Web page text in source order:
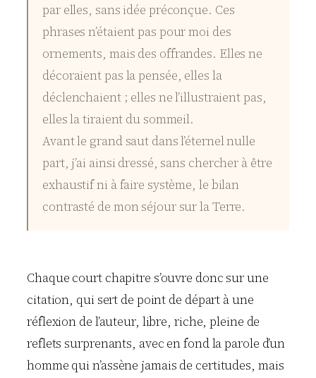
par elles, sans idée préconçue. Ces
phrases n’étaient pas pour moi des
ornements, mais des offrandes. Elles ne
décoraient pas la pensée, elles la
déclenchaient ; elles ne l’illustraient pas,
elles la tiraient du sommeil.
Avant le grand saut dans l’éternel nulle
part, j’ai ainsi dressé, sans chercher à être
exhaustif ni à faire système, le bilan
contrasté de mon séjour sur la Terre.
Chaque court chapitre s’ouvre donc sur une
citation, qui sert de point de départ à une
réflexion de l’auteur, libre, riche, pleine de
reflets surprenants, avec en fond la parole d’un
homme qui n’assène jamais de certitudes, mais